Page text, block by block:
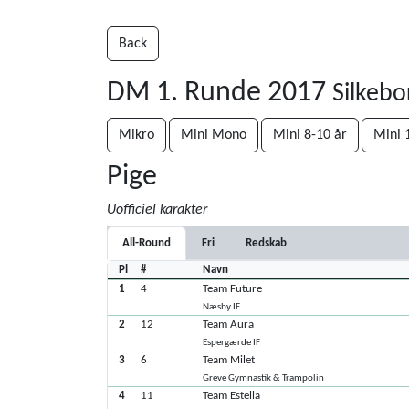
Back
DM 1. Runde 2017
Mikro Mini Mono Mini 8-10 år Mini
Pige
Uofficiel karakter
All-Round Fri Redskab
Pl #
Navn
1
4 Team Future
Næsby IF
2 12 Team Aura
Espergærde IF
3 6 Team Milet
Greve Gymnastik & Trampolin
4 11 Team Estella